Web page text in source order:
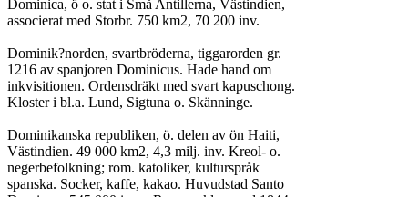
Dominica, ö o. stat i Små Antillerna, Västindien,
associerat med Storbr. 750 km2, 70 200 inv.
Dominik?norden, svartbröderna, tiggarorden gr.
1216 av spanjoren Dominicus. Hade hand om
inkvisitionen. Ordensdräkt med svart kapuschong.
Kloster i bl.a. Lund, Sigtuna o. Skänninge.
Dominikanska republiken, ö. delen av ön Haiti,
Västindien. 49 000 km2, 4,3 milj. inv. Kreol- o.
negerbefolkning; rom. katoliker, kulturspråk
spanska. Socker, kaffe, kakao. Huvudstad Santo